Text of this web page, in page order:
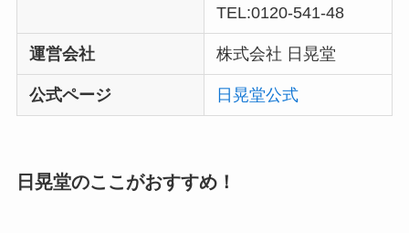
TEL:0120-541-48
運営会社 株式会社 日晃堂
公式ページ 日晃堂公式
日晃堂のここがおすすめ！